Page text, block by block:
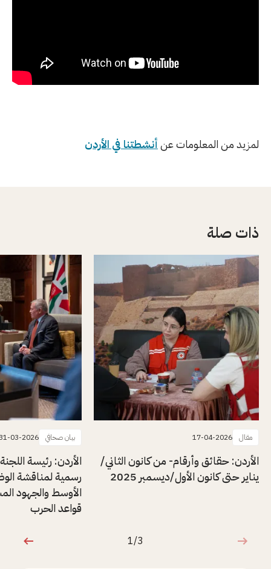
لمزيد من المعلومات عنأنشطتنا في الأردن
ذات صلة
مقال 17-04-2026
الأردن: حقائق وأرقام- من كانون الثاني/
يناير حتى كانون الأول/ديسمبر 2025
بيان صحافي 03-2026
الأردن: رئيسة
رسمية لمناقشة
الأوسط والجهود
قواعد الحرب
1 من 3
1/3